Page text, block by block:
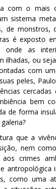
com o mais
sistema
de monstros,
é exposto
as
ilhadas, ou
com
peles,
bem
de forma
que a
nem
crimes
antropológica
como uma